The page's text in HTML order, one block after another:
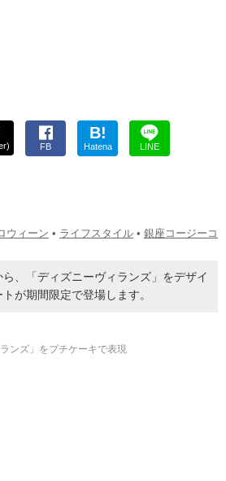
FB
B!
Hatena LINE
ウィーン • ライフスタイル • 銀座コージーコ
、「ディズニーヴィランズ」をデザイ
が期間限定で登場します。
ンズ」をプチケーキで表現